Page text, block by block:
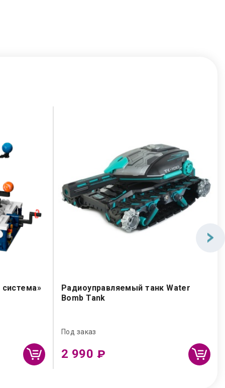
система»
Радиоуправляемый танк Water
Bomb Tank
Под заказ
2 990 ₽